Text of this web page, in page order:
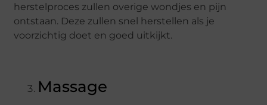
herstelproces zullen overige wondjes en pijn
ontstaan. Deze zullen snel herstellen als je
voorzichtig doet en goed uitkijkt.
Massage